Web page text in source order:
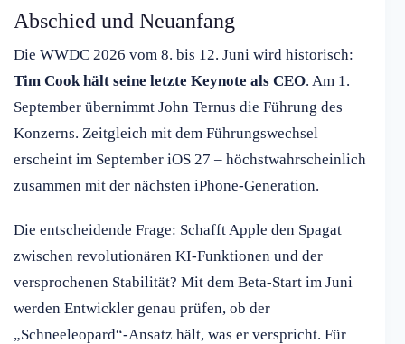
Abschied und Neuanfang
Die WWDC 2026 vom 8. bis 12. Juni wird historisch:
Tim Cook hält seine letzte Keynote als CEO. Am 1.
September übernimmt John Ternus die Führung des
Konzerns. Zeitgleich mit dem Führungswechsel
erscheint im September iOS 27 – höchstwahrscheinlich
zusammen mit der nächsten iPhone-Generation.
Die entscheidende Frage: Schafft Apple den Spagat
zwischen revolutionären KI-Funktionen und der
versprochenen Stabilität? Mit dem Beta-Start im Juni
werden Entwickler genau prüfen, ob der
„Schneeleopard“-Ansatz hält, was er verspricht. Für